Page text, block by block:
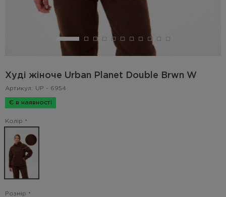
Худі жіноче Urban Planet Double Brwn W
Артикул: UP - 6954
Є в наявності
Колір
Розмір